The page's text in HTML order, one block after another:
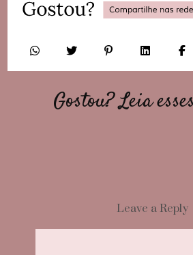
Gostou? Leia
Leave a Reply